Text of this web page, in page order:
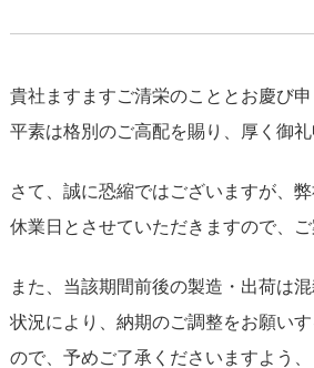
貴社ますますご清栄のこととお慶び申
平素は格別のご高配を賜り、厚く御礼
さて、誠に恐縮ではございますが、
休業日とさせていただきますので、ご
また、当該期間前後の製造・出荷は混
状況により、納期のご調整をお願い
ので、予めご了承くださいますよう